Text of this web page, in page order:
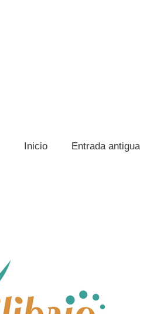
Entrada antigua
Inicio